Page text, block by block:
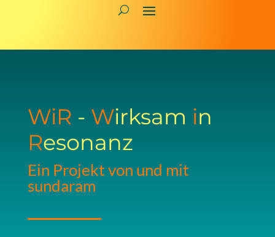
WiR - Wirksam in
Resonanz
Ein Projekt von und mit
sundaram